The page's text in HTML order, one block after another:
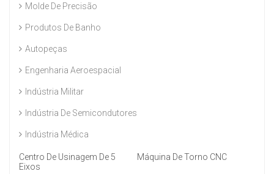
Molde De Precisão
Produtos De Banho
Autopeças
Engenharia Aeroespacial
Indústria Militar
Indústria De Semicondutores
Indústria Médica
Centro De Usinagem De 5
Eixos
Máquina De Torno CNC